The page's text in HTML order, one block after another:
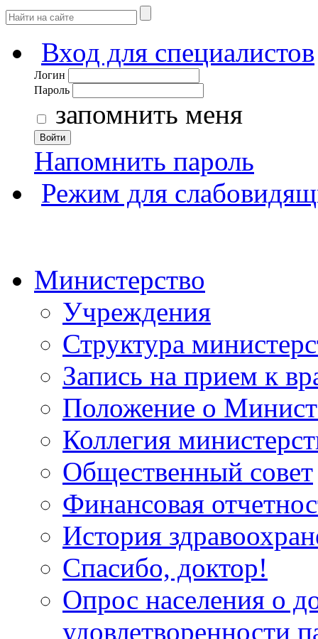
Вход для специалистов
Логин
Пароль
запомнить меня
Войти
Напомнить пароль
Режим для
Министерство
Учреждения
Структура
Запись на прием к
Положение о
Коллегия
Общественный совет
Финансовая
История
Спасибо, доктор!
Опрос населения о
удовлетворенности